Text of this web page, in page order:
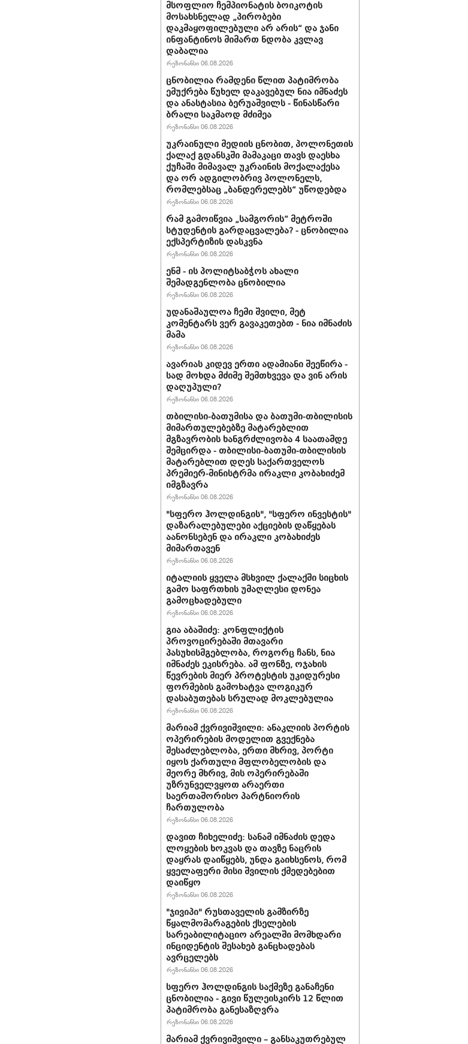
მსოფლიო ჩემპიონატის ბოიკოტის
მოსახსნელად „პირობები
დაკმაყოფილებული არ არის“ და ჯანი
ინფანტინოს მიმართ ნდობა კვლავ
დაბალია
რეზონანსი 06.08.2026
ცნობილია რამდენი წლით პატიმრობა
ემუქრება წუხელ დაკავებულ ნია იმნაძეს
და ანასტასია ბერუაშვილს - წინასწარი
ბრალი საკმაოდ მძიმეა
რეზონანსი 06.08.2026
უკრაინული მედიის ცნობით, პოლონეთის
ქალაქ გდანსკში მამაკაცი თავს დაესხა
ქუჩაში მიმავალ უკრაინის მოქალაქესა
და ორ ადგილობრივ პოლონელს,
რომლებსაც „ბანდერელებს“ უწოდებდა
რეზონანსი 06.08.2026
რამ გამოიწვია „სამგორის” მეტროში
სტუდენტის გარდაცვალება? - ცნობილია
ექსპერტიზის დასკვნა
რეზონანსი 06.08.2026
ენმ - ის პოლიტსაბჭოს ახალი
შემადგენლობა ცნობილია
რეზონანსი 06.08.2026
უდანაშაულოა ჩემი შვილი, მეტ
კომენტარს ვერ გავაკეთებთ - ნია იმნაძის
მამა
რეზონანსი 06.08.2026
ავარიას კიდევ ერთი ადამიანი შეეწირა -
სად მოხდა მძიმე შემთხვევა და ვინ არის
დაღუპული?
რეზონანსი 06.08.2026
თბილისი-ბათუმისა და ბათუმი-თბილისის
მიმართულებებზე მატარებლით
მგზავრობის ხანგრძლივობა 4 საათამდე
შემცირდა - თბილისი-ბათუმი-თბილისის
მატარებლით დღეს საქართველოს
პრემიერ-მინისტრმა ირაკლი კობახიძემ
იმგზავრა
რეზონანსი 06.08.2026
"სფერო ჰოლდინგის", "სფერო ინვესტის"
დაზარალებულები აქციების დაწყებას
აანონსებენ და ირაკლი კობახიძეს
მიმართავენ
რეზონანსი 06.08.2026
იტალიის ყველა მსხვილ ქალაქში სიცხის
გამო საფრთხის უმაღლესი დონეა
გამოცხადებული
რეზონანსი 06.08.2026
გია აბაშიძე: კონფლიქტის
პროვოცირებაში მთავარი
პასუხისმგებლობა, როგორც ჩანს, ნია
იმნაძეს ეკისრება. ამ ფონზე, ოჯახის
წევრების მიერ პროტესტის უკიდურესი
ფორმების გამოხატვა ლოგიკურ
დასაბუთებას სრულად მოკლებულია
რეზონანსი 06.08.2026
მარიამ ქვრივიშვილი: ანაკლიის პორტის
ოპერირების მოდელით გვექნება
შესაძლებლობა, ერთი მხრივ, პორტი
იყოს ქართული მფლობელობის და
მეორე მხრივ, მის ოპერირებაში
უზრუნველვყოთ არაერთი
საერთაშორისო პარტნიორის
ჩართულობა
რეზონანსი 06.08.2026
დავით ჩიხელიძე: სანამ იმნაძის დედა
ლოყების ხოკვას და თავზე ნაცრის
დაყრას დაიწყებს, უნდა გაიხსენოს, რომ
ყველაფერი მისი შვილის ქმედებებით
დაიწყო
რეზონანსი 06.08.2026
"ჯივიპი" რუსთაველის გამზირზე
წყალმომარაგების ქსელების
სარეაბილიტაციო არეალში მომხდარი
ინციდენტის შესახებ განცხადებას
ავრცელებს
რეზონანსი 06.08.2026
სფერო ჰოლდინგის საქმეზე განაჩენი
ცნობილია - გივი წულეისკირს 12 წლით
პატიმრობა განესაზღვრა
რეზონანსი 06.08.2026
მარიამ ქვრივიშვილი – განსაკუთრებულ